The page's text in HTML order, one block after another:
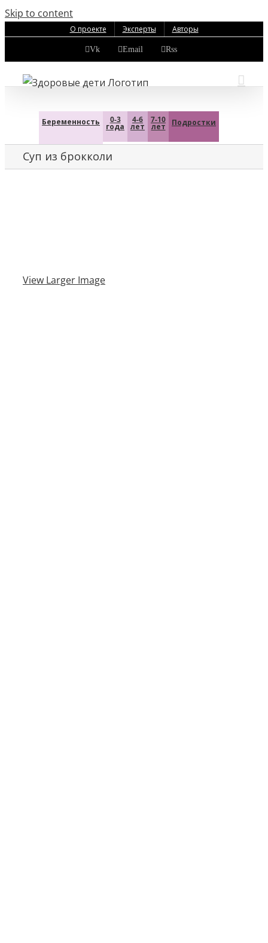
Skip to content
О проекте Эксперты Авторы
Vk Email Rss
Беременность 0-3
года
4-6
лет
7-10
лет Подростки
Cуп из брокколи
View Larger Image